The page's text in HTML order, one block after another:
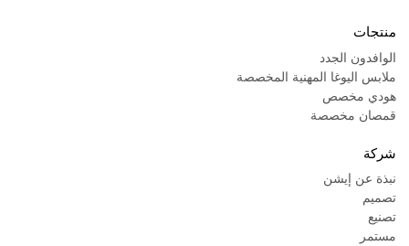
منتجات
الوافدون الجدد
ملابس اليوغا المهنية المخصصة
هودي مخصص
قمصان مخصصة
شركة
نبذة عن إيشن
تصميم
تصنيع
مستمر